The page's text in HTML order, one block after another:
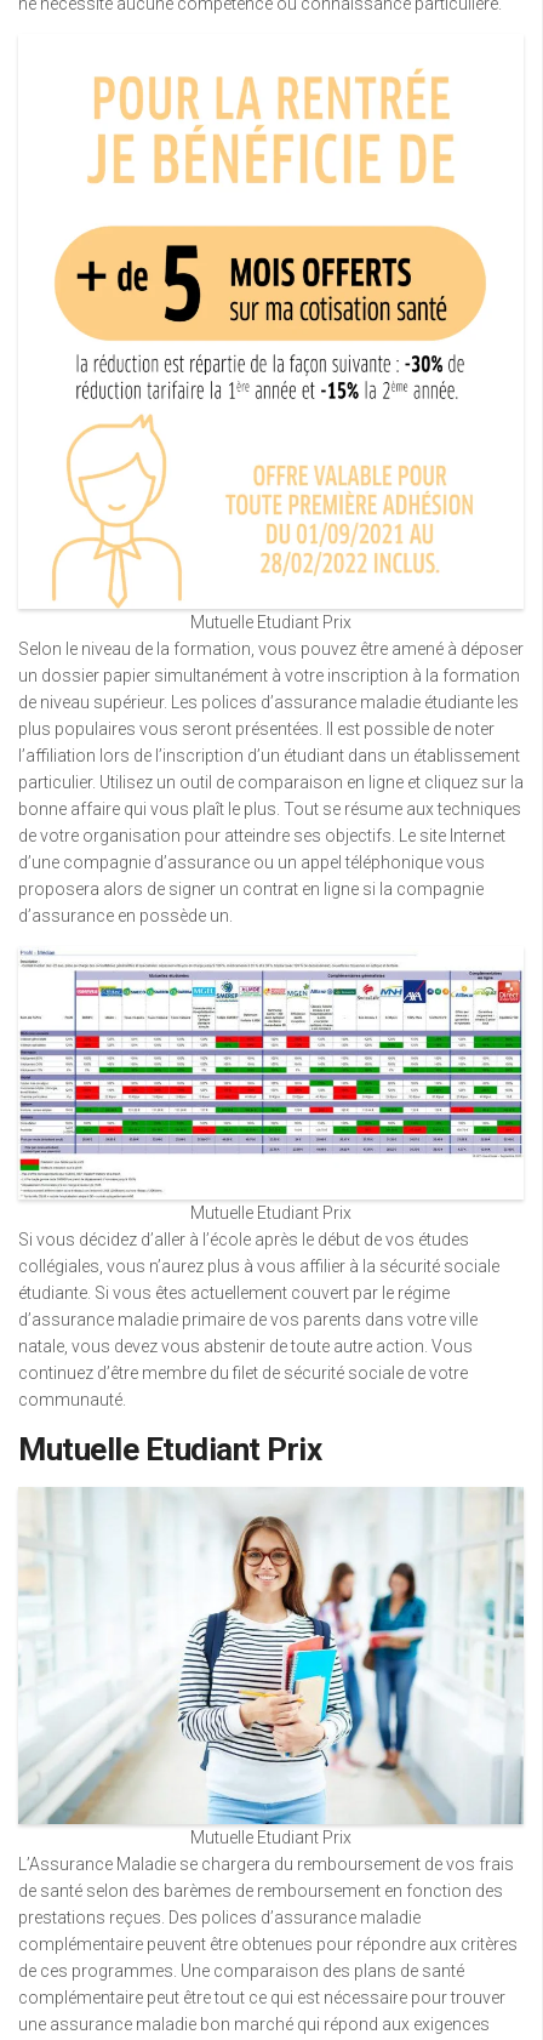
Mutuelle Etudiant Prix
Selon le niveau de la formation, vous pouvez être amené à déposer
un dossier papier simultanément à votre inscription à la formation
de niveau supérieur. Les polices d’assurance maladie étudiante les
plus populaires vous seront présentées. Il est possible de noter
l’affiliation lors de l’inscription d’un étudiant dans un établissement
particulier. Utilisez un outil de comparaison en ligne et cliquez sur la
bonne affaire qui vous plaît le plus. Tout se résume aux techniques
de votre organisation pour atteindre ses objectifs. Le site Internet
d’une compagnie d’assurance ou un appel téléphonique vous
proposera alors de signer un contrat en ligne si la compagnie
d’assurance en possède un.
Mutuelle Etudiant Prix
Si vous décidez d’aller à l’école après le début de vos études
collégiales, vous n’aurez plus à vous affilier à la sécurité sociale
étudiante. Si vous êtes actuellement couvert par le régime
d’assurance maladie primaire de vos parents dans votre ville
natale, vous devez vous abstenir de toute autre action. Vous
continuez d’être membre du filet de sécurité sociale de votre
communauté.
Mutuelle Etudiant Prix
Mutuelle Etudiant Prix
L’Assurance Maladie se chargera du remboursement de vos frais
de santé selon des barèmes de remboursement en fonction des
prestations reçues. Des polices d’assurance maladie
complémentaire peuvent être obtenues pour répondre aux critères
de ces programmes. Une comparaison des plans de santé
complémentaire peut être tout ce qui est nécessaire pour trouver
une assurance maladie bon marché qui répond aux exigences